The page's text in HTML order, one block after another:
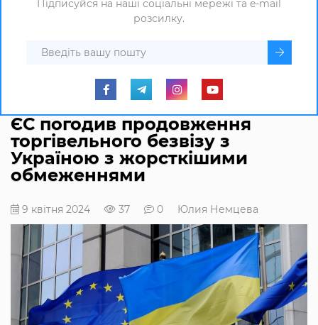
Підписуйся на наші соціальні мережі та e-mail
розсилку.
ЄС погодив продовження
торгівельного безвізу з
Україною з жорсткішими
обмеженнями
9 квітня 2024 37 0 Юлия Немцева